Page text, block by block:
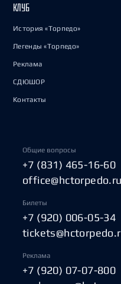
КЛУБ
История «Торпедо»
Легенды «Торпедо»
Реклама
СДЮШОР
Контакты
Общие вопросы
+7 (831) 465-16-60
office@hctorpedo.ru
Билеты
+7 (920) 006-05-34
Реклама
+7 (920) 07-07-800